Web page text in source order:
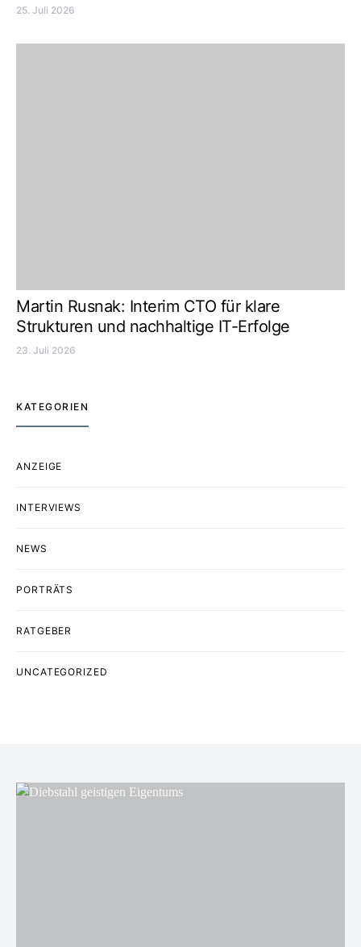
25. Juli 2026
Martin Rusnak: Interim CTO für klare
Strukturen und nachhaltige IT-Erfolge
23. Juli 2026
KATEGORIEN
ANZEIGE
INTERVIEWS
NEWS
PORTRÄTS
RATGEBER
UNCATEGORIZED